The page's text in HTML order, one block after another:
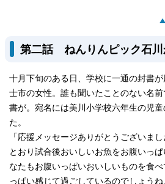
第二話 ねんりんピック石川
十月下旬のある日、学校に一通の封書
士市の女性。誰も聞いたことのない名
書が。宛名には美川小学校六年生の児
た。
「応援メッセージありがとうございま
とおり試合後おいしいお魚をお腹いっ
なたもお腹いっぱいおいしいものを食
っぱい感じて過ごしているのでしょう